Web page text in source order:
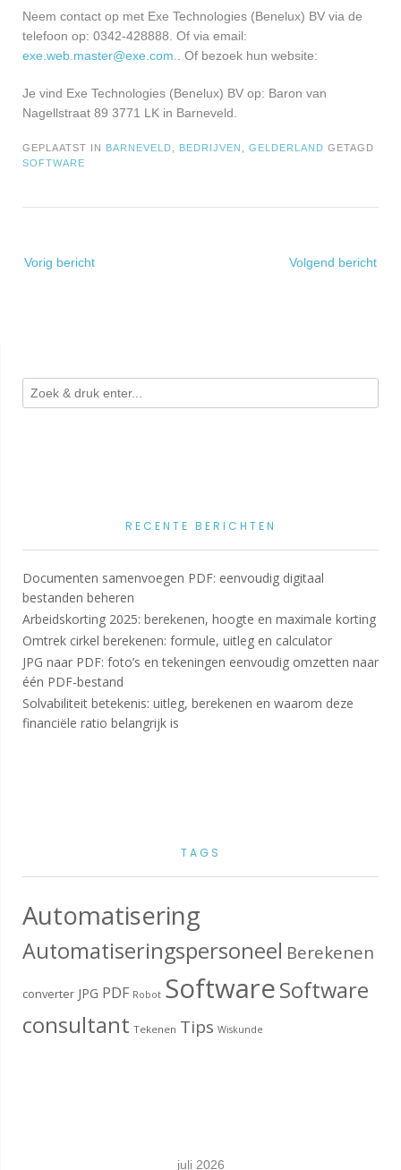
Neem contact op met Exe Technologies (Benelux) BV via de
telefoon op: 0342-428888. Of via email:
exe.web.master@exe.com
. Of bezoek hun website:
Je vind Exe Technologies (Benelux) BV op: Baron van
Nagellstraat 89 3771 LK in Barneveld.
GEPLAATST IN BARNEVELD BEDRIJVEN GELDERLAND GETAGD
SOFTWARE
navigatie
Vorig bericht Volgend bericht
RECENTE BERICHTEN
Documenten samenvoegen PDF: eenvoudig digitaal
bestanden beheren
Arbeidskorting 2025: berekenen, hoogte en maximale korting
Omtrek cirkel berekenen: formule, uitleg en calculator
JPG naar PDF: foto’s en tekeningen eenvoudig omzetten naar
één PDF-bestand
Solvabiliteit betekenis: uitleg, berekenen en waarom deze
financiële ratio belangrijk is
TAGS
Automatisering
Automatiseringspersoneel Berekenen
converter JPG PDF Robot SoftwareSoftware
consultant Tekenen Tips Wiskunde
juli 2026